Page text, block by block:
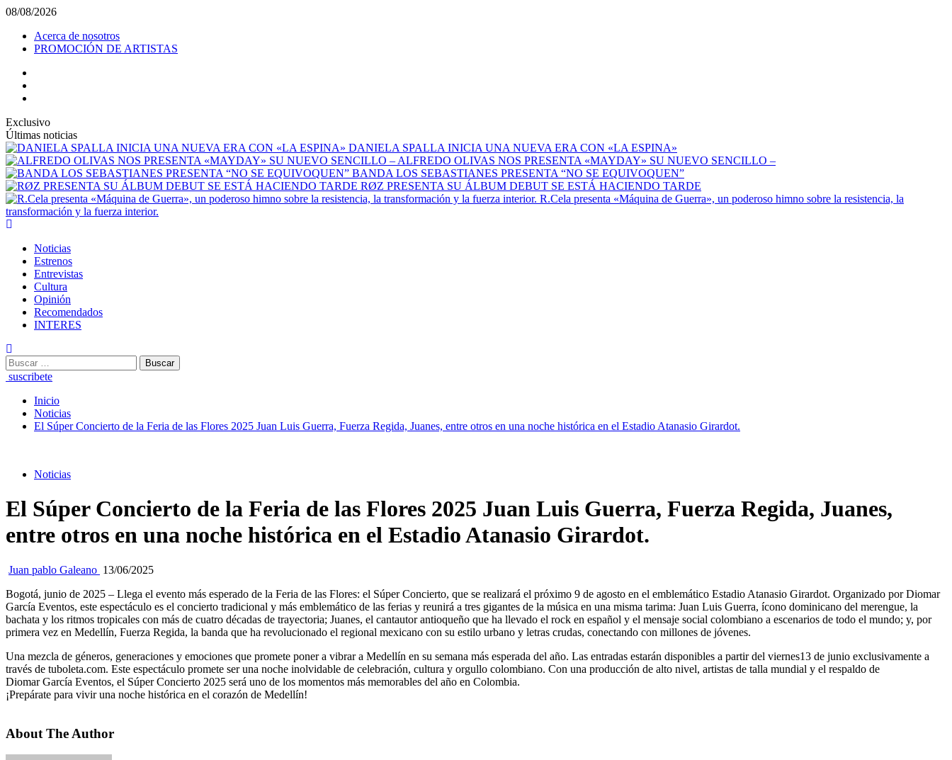
Saltar
contenido
08/08/2026
Acerca de nosotros
PROMOCIÓN DE ARTISTAS
Exclusivo
Últimas noticias
DANIELA SPALLA INICIA UNA NUEVA ERA CON «LA ESPINA»
ALFREDO OLIVAS NOS PRESENTA «MAYDAY» SU NUEVO SENCILLO –
BANDA LOS SEBASTIANES PRESENTA “NO SE EQUIVOQUEN”
RØZ PRESENTA SU ÁLBUM DEBUT SE ESTÁ HACIENDO TARDE
R.Cela presenta «Máquina de Guerra», un poderoso himno sobre la resistencia, la
transformación y la fuerza interior.
Noticias
Estrenos
Entrevistas
Cultura
Opinión
Recomendados
INTERES
Buscar:
suscribete
Inicio
Noticias
El Súper Concierto de la Feria de las Flores 2025 Juan Luis Guerra, Fuerza Regida, Juanes, entre otros en una noche histórica en el Estadio Atanasio Girardot.
Noticias
El Súper Concierto de la Feria de las Flores 2025 Juan Luis Guerra, Fuerza Regida, Juanes,
entre otros en una noche histórica en el Estadio Atanasio Girardot.
Juan pablo Galeano 13/06/2025
Bogotá, junio de 2025 – Llega el evento más esperado de la Feria de las Flores: el Súper Concierto, que se realizará el próximo 9 de agosto en el emblemático Estadio Atanasio Girardot. Organizado por Diomar
García Eventos, este espectáculo es el concierto tradicional y más emblemático de las ferias y reunirá a tres gigantes de la música en una misma tarima: Juan Luis Guerra, ícono dominicano del merengue, la
bachata y los ritmos tropicales con más de cuatro décadas de trayectoria; Juanes, el cantautor antioqueño que ha llevado el rock en español y el mensaje social colombiano a escenarios de todo el mundo; y, por
primera vez en Medellín, Fuerza Regida, la banda que ha revolucionado el regional mexicano con su estilo urbano y letras crudas, conectando con millones de jóvenes.
Una mezcla de géneros, generaciones y emociones que promete poner a vibrar a Medellín en su semana más esperada del año. Las entradas estarán disponibles a partir del viernes13 de junio exclusivamente a
través de tuboleta.com. Este espectáculo promete ser una noche inolvidable de celebración, cultura y orgullo colombiano. Con una producción de alto nivel, artistas de talla mundial y el respaldo de
Diomar García Eventos, el Súper Concierto 2025 será uno de los momentos más memorables del año en Colombia.
¡Prepárate para vivir una noche histórica en el corazón de Medellín!
About The Author